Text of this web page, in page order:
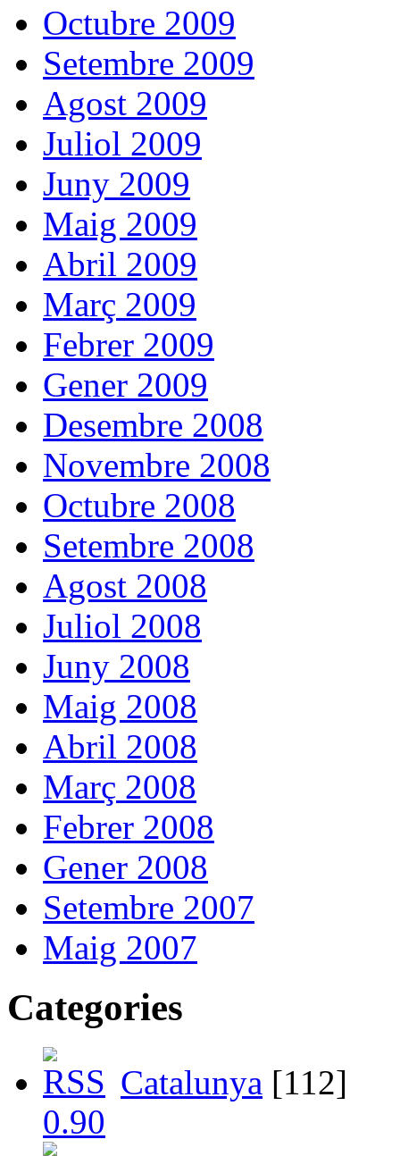
Octubre 2009
Setembre 2009
Agost 2009
Juliol 2009
Juny 2009
Maig 2009
Abril 2009
Març 2009
Febrer 2009
Gener 2009
Desembre 2008
Novembre 2008
Octubre 2008
Setembre 2008
Agost 2008
Juliol 2008
Juny 2008
Maig 2008
Abril 2008
Març 2008
Febrer 2008
Gener 2008
Setembre 2007
Maig 2007
Categories
Catalunya [112]